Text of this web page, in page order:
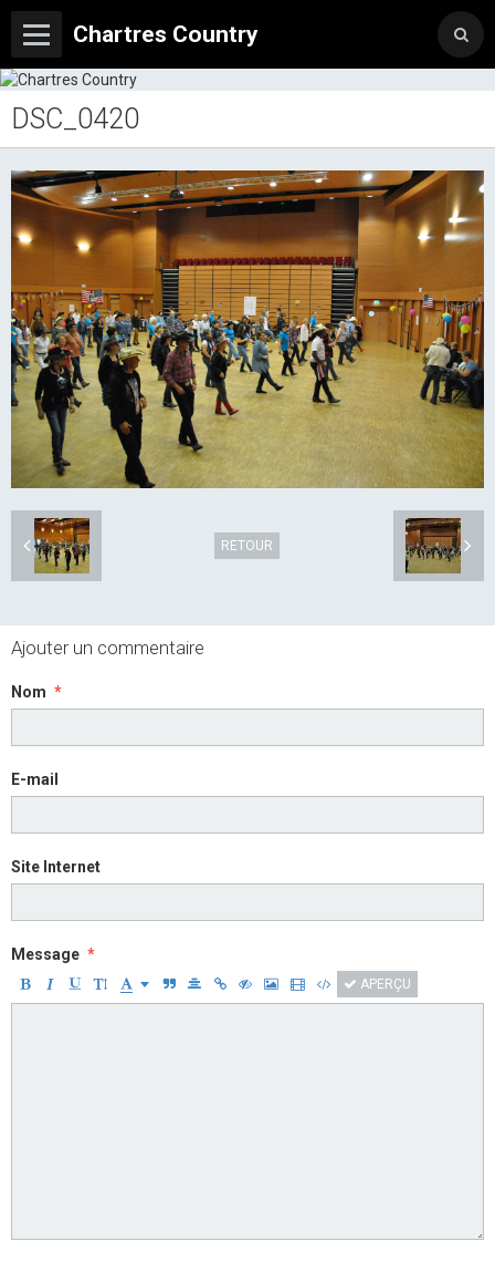
Chartres Country
DSC_0420
RETOUR
Ajouter un commentaire
Nom
E-mail
Site Internet
Message
APERÇU